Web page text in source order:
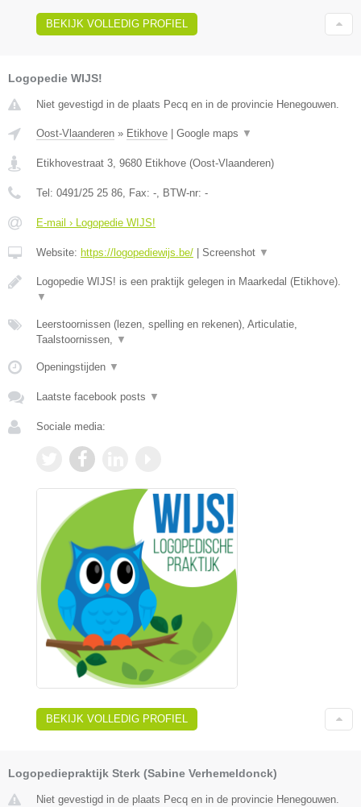
BEKIJK VOLLEDIG PROFIEL
Logopedie WIJS!
Niet gevestigd in de plaats Pecq en in de provincie Henegouwen.
Oost-Vlaanderen » Etikhove Google maps ▼
Etikhovestraat 3, 9680 Etikhove (Oost-Vlaanderen)
Tel: 0491/25 25 86, Fax: -, BTW-nr: -
E-mail › Logopedie WIJS!
Website: https://logopediewijs.be/ Screenshot ▼
Logopedie WIJS! is een praktijk gelegen in Maarkedal (Etikhove).
▼
Leerstoornissen (lezen, spelling en rekenen), Articulatie,
Taalstoornissen, ▼
Openingstijden ▼
Laatste facebook posts ▼
Sociale media:
BEKIJK VOLLEDIG PROFIEL
Logopediepraktijk Sterk (Sabine Verhemeldonck)
Niet gevestigd in de plaats Pecq en in de provincie Henegouwen.